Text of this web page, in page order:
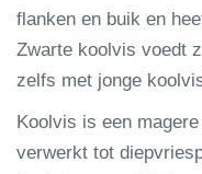
flanken en buik en
Zwarte koolvis voedt
zelfs met jonge
Koolvis is een
verwerkt tot